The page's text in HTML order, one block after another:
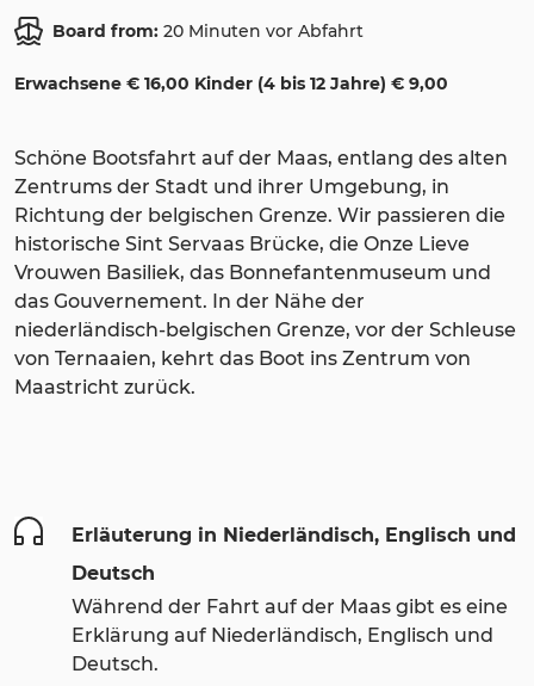
Board from: 20 Minuten vor Abfahrt
Erwachsene € 16,00 Kinder (4 bis 12 Jahre) € 9,00
Schöne Bootsfahrt auf der Maas, entlang des alten
Zentrums der Stadt und ihrer Umgebung, in
Richtung der belgischen Grenze. Wir passieren die
historische Sint Servaas Brücke, die Onze Lieve
Vrouwen Basiliek, das Bonnefantenmuseum und
das Gouvernement. In der Nähe der
niederländisch-belgischen Grenze, vor der Schleuse
von Ternaaien, kehrt das Boot ins Zentrum von
Maastricht zurück.
Erläuterung in Niederländisch, Englisch und
Deutsch
Während der Fahrt auf der Maas gibt es eine
Erklärung auf Niederländisch, Englisch und
Deutsch.